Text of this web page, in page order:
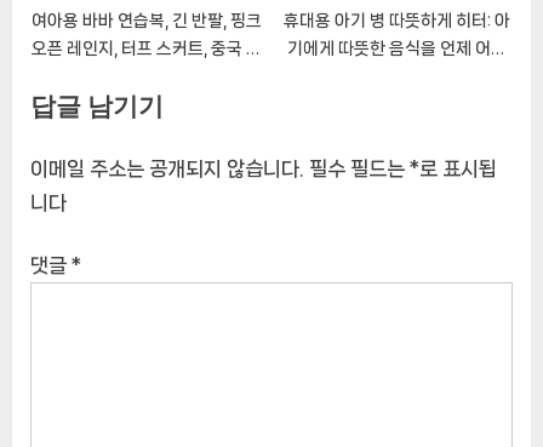
여아용 바바 연습복, 긴 반팔, 핑크
오픈 레인지, 터프 스커트, 중국 무
휴대용 아기 병 따뜻하게 히터: 아
기에게 따뜻한 음식을 언제 어디
답글 남기기
이메일 주소는 공개되지 않습니다. 필수 필드는 *로 표시됩
니다
댓글 *